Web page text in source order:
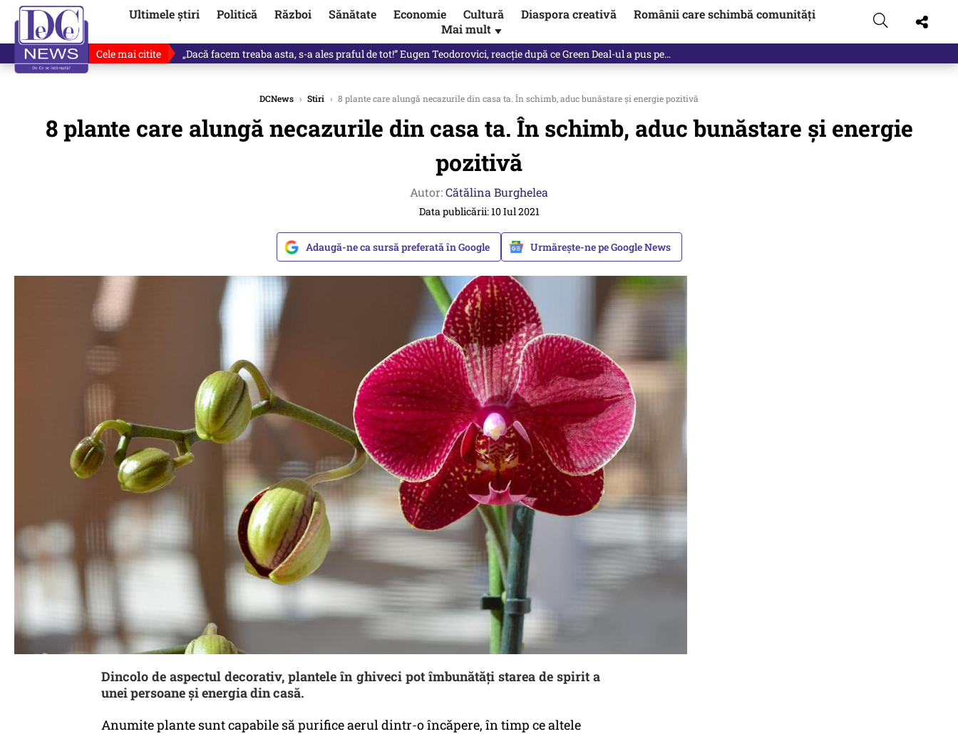
Ultimele știri Politică Război Sănătate Economie Cultură Diaspora creativă
Românii care schimbă comunități
Mai mult ▼
Cele mai citite „Dacă facem treaba asta, s-a ales praful de tot!” Eugen Teodorovici, reacție după ce Green Deal-ul a pus pe…
DCNews › Stiri › 8 plante care alungă necazurile din casa ta. În schimb, aduc bunăstare și energie pozitivă
8 plante care alungă necazurile din casa ta. În schimb, aduc bunăstare și energie
pozitivă
Autor:Cătălina Burghelea
Data publicării: 10 Iul 2021
Adaugă-ne ca sursă preferată în Google Urmărește-ne pe Google News
Dincolo de aspectul decorativ, plantele în ghiveci pot îmbunătăți starea de spirit a
unei persoane și energia din casă.
Anumite plante sunt capabile să purifice aerul dintr-o încăpere, în timp ce altele